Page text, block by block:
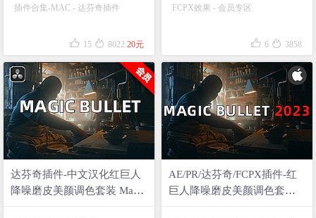
Universe/调色降噪Looks/多机
Sapphire等 兼容苹果
M1/M2/M3+Intel芯片
插件合集-MAC - 达芬奇插件
 15  8022 20元
2023.2.1
FCPX效果 - 会员专区
 6  3858
达芬奇插件-中文汉化红巨人
降噪磨皮美颜调色套装 Magic
AE/PR/达芬奇/FCPX插件-红
巨人降噪磨皮美颜调色套装